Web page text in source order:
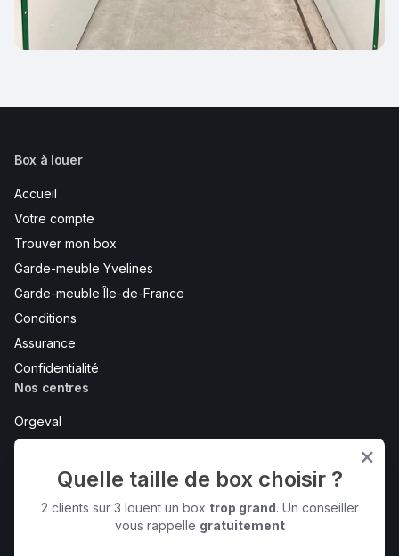
Box à louer
Accueil
Votre compte
Trouver mon box
Garde-meuble Yvelines
Garde-meuble Île-de-France
Conditions
Assurance
Confidentialité
Nos centres
Orgeval
Maurepas
Bois d'ArcyQuelle taille de box choisir ?
2 clients sur 3 louent un box trop grand. Un conseiller
vous rappelle gratuitement